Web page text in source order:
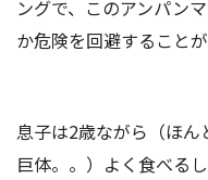
ングで、このアンパン
か危険を回避すること
息子は2歳ながら（ほ
巨体。。）よく食べる